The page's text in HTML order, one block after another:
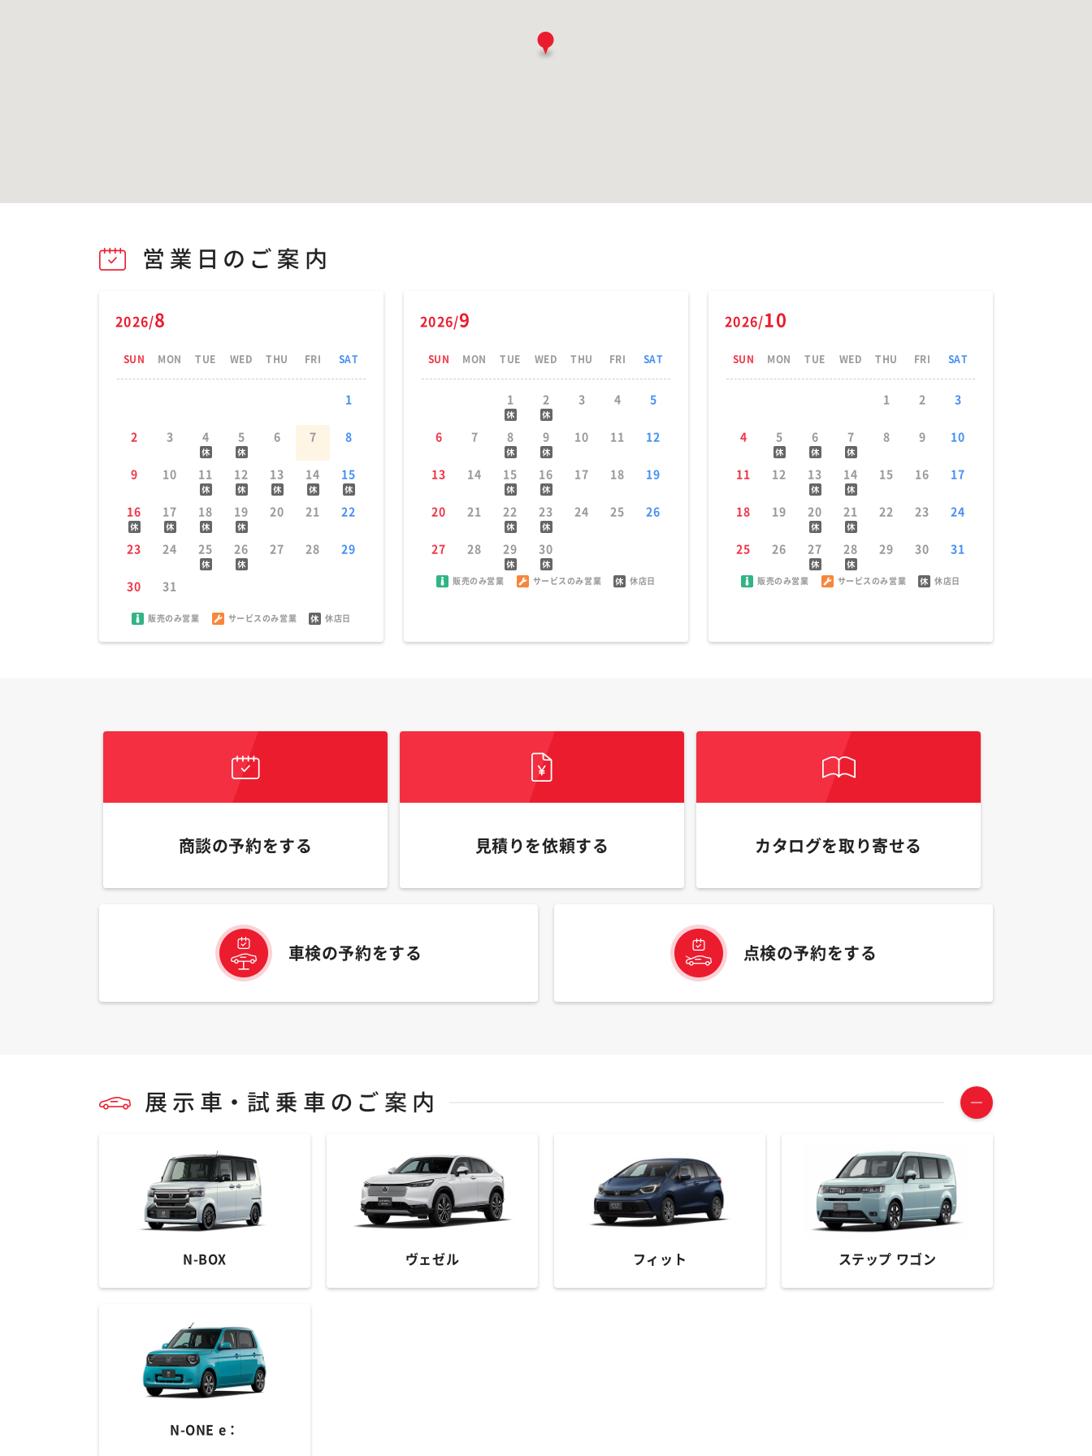
2026/8
SUN MON TUE WED THU FRI SAT
1
2 3 4 5 6 7 8
9 10 11 12 13 14 15
16 17 18 19 20 21 22
23 24 25 26 27 28 29
30 31
販売のみ営業 サービスのみ営業 休店日
2026/9
SUN MON TUE WED THU FRI SAT
1 2 3 4 5
6 7 8 9 10 11 12
13 14 15 16 17 18 19
20 21 22 23 24 25 26
27 28 29 30
販売のみ営業 サービスのみ営業 休店日
2026/10
SUN MON TUE WED THU FRI SAT
1 2 3
4 5 6 7 8 9 10
11 12 13 14 15 16 17
18 19 20 21 22 23 24
25 26 27 28 29 30 31
販売のみ営業 サービスのみ営業 休店日
商談の予約をする 見積りを依頼する カタログを取り寄せる
車検の予約をする 点検の予約をする
N-BOX ヴェゼル フィット ステップ ワゴン
N-ONE e：